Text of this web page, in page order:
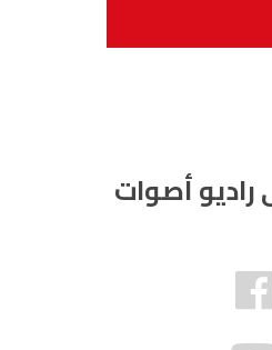
راديو أصوات